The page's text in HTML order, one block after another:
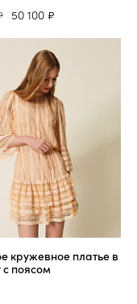
50 100 ₽
кружевное платье в
с поясом